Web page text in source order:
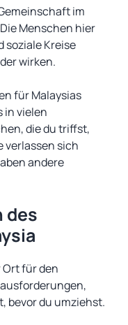
im
Menschen hier
soziale Kreise
wirken.
für Malaysias
in vielen
die du triffst,
verlassen sich
andere
des
für den
bevor du umziehst.